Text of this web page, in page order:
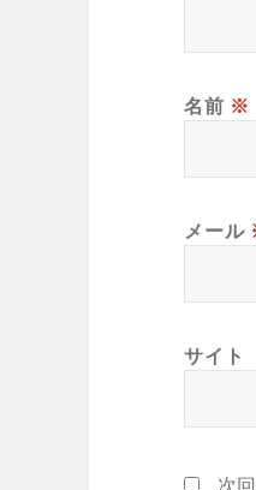
名前 ※
メール
サイト